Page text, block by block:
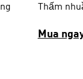
Thấm
Mua